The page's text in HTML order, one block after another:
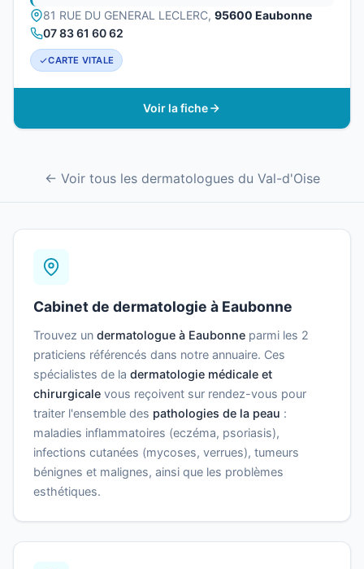
81 RUE DU GENERAL LECLERC, 95600 Eaubonne
07 83 61 60 62
CARTE VITALE
Voir la fiche
← Voir tous les dermatologues du Val-d'Oise
Cabinet de dermatologie à Eaubonne
Trouvez un dermatologue à Eaubonne parmi les 2
praticiens référencés dans notre annuaire. Ces
spécialistes de la dermatologie médicale et
chirurgicale vous reçoivent sur rendez-vous pour
traiter l'ensemble des pathologies de la peau :
maladies inflammatoires (eczéma, psoriasis),
infections cutanées (mycoses, verrues), tumeurs
bénignes et malignes, ainsi que les problèmes
esthétiques.